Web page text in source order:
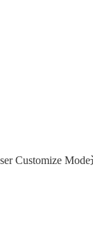
Customize